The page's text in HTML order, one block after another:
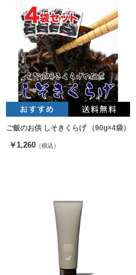
ご飯のお供 しそきくらげ （90g×4袋）
￥1,260 （税込）